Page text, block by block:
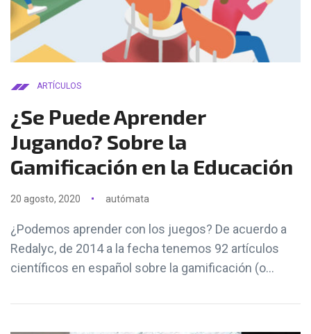
ARTÍCULOS
¿Se Puede Aprender
Jugando? Sobre la
Gamificación en la Educación
20 agosto, 2020 autómata
¿Podemos aprender con los juegos? De acuerdo a
Redalyc, de 2014 a la fecha tenemos 92 artículos
científicos en español sobre la gamificación (o...